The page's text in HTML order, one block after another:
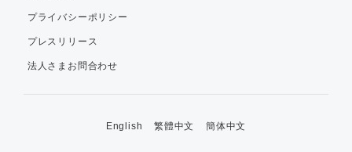
プライバシーポリシー
プレスリリース
法人さまお問合わせ
English 繁體中文 簡体中文